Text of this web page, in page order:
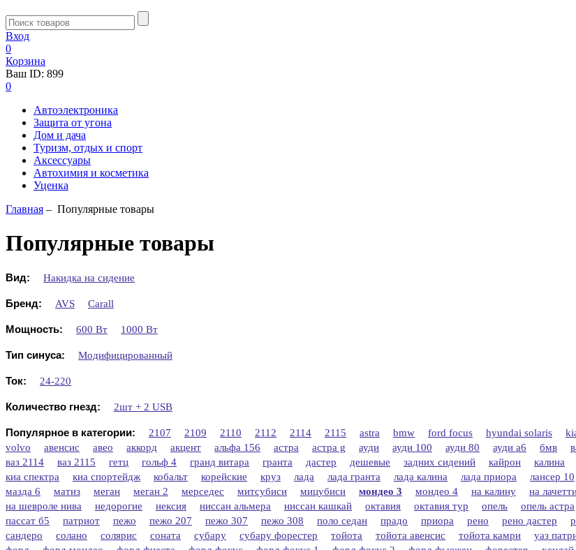
Вход
0
Корзина
Ваш ID: 899
0
Автоэлектроника
Защита от угона
Дом и дача
Туризм, отдых и спорт
Аксессуары
Автохимия и косметика
Уценка
Главная – Популярные товары
Популярные товары
Вид: Накидка на сидение
Бренд: AVS Carall
Мощность: 600 Вт 1000 Вт
Тип синуса: Модифицированный
Ток: 24-220
Количество гнезд: 2шт + 2 USB
Популярное в категории: 2107 2109 2110 2112 2114 2115 astra bmw ford focus hyundai solaris
volvo
авенсис авео аккорд акцент альфа 156 астра астра g ауди ауди 100 ауди 80 ауди а6 бмв
ваз 2114
ваз 2115 гетц гольф 4 гранд витара гранта дастер дешевые задних сидений кайрон калина
киа спектра
киа спортейдж кобальт корейские круз лада лада гранта лада калина лада приора лансер 10
мазда 6
матиз меган меган 2 мерседес митсубиси мицубиси мондео 3 мондео 4 на калину на
на шевроле нива
недорогие нексия ниссан альмера ниссан кашкай октавия октавия тур опель опель астра
пассат б5
патриот пежо пежо 207 пежо 307 пежо 308 поло седан прадо приора рено рено дастер
сандеро
солано солярис соната субару субару форестер тойота тойота авенсис тойота камри уаз